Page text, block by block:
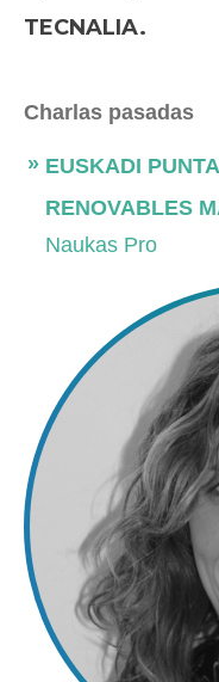
TECNALIA.
Charlas pasadas
EUSKADI
RENOVABLES
Naukas Pro